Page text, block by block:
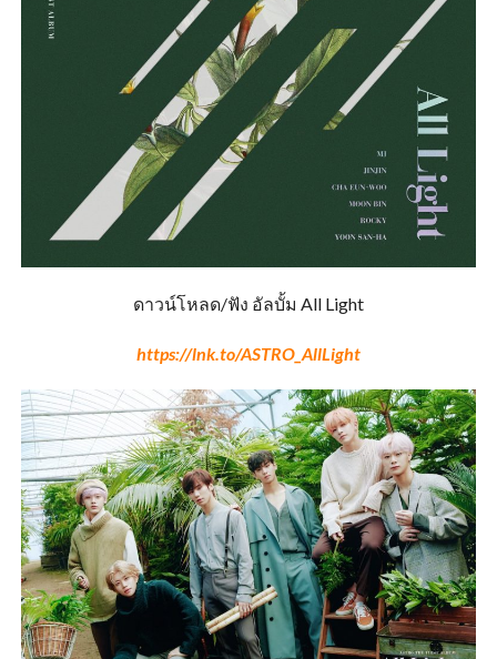
ดาวน์โหลด/ฟัง อัลบั้ม All Light
https://lnk.to/ASTRO_AllLight